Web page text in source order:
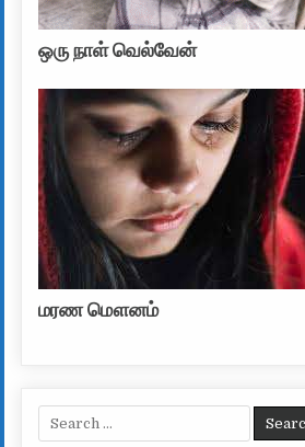
ஒரு நாள் வெல்வேன்
மரண மௌனம்
Search for: